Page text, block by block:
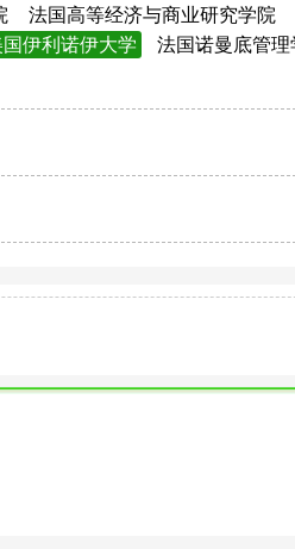
法国高等经济与商业研究学院
国伊利诺伊大学 法国诺曼底管理